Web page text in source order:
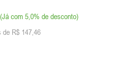
com 5,0% de desconto)
R$ 147,46